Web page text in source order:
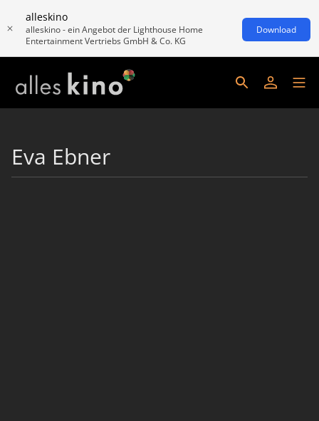
alleskino
alleskino - ein Angebot der Lighthouse Home
Entertainment Vertriebs GmbH & Co. KG
Download
Eva Ebner